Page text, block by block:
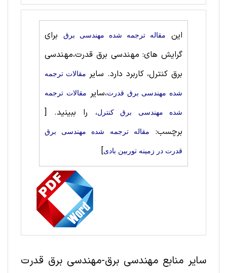
این مقاله ترجمه شده مهندسی برق
برای
گرایش های: مهندسی برق قدرت،مهندسی
برق کنترل، کاربرد دارد. سایر مقالات ترجمه
شده مهندسی برق قدرت،سایر مقالات ترجمه
شده مهندسی برق کنترل، را ببینید. [
برچسب:
مقاله ترجمه شده مهندسی برق
قدرت در زمینه توربین بادی]
سایر منابع مهندسی برق-مهندسی برق قدرت